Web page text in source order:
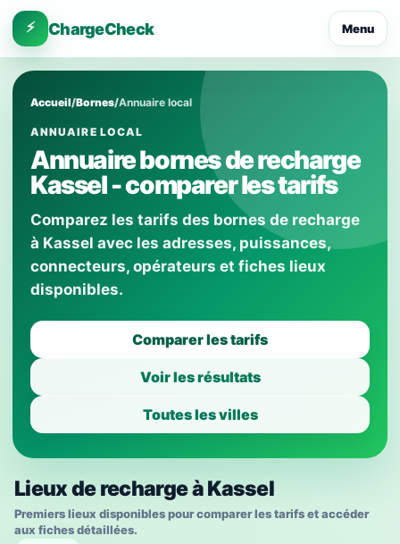
⚡ ChargeCheck Menu
Accueil/Bornes/Annuaire local
ANNUAIRE LOCAL
Annuaire bornes de recharge
Kassel - comparer les tarifs
Comparez les tarifs des bornes de recharge
à Kassel avec les adresses, puissances,
connecteurs, opérateurs et fiches lieux
disponibles.
Comparer les tarifs
Voir les résultats
Toutes les villes
Lieux de recharge à Kassel
Premiers lieux disponibles pour comparer les tarifs et accéder
aux fiches détaillées.